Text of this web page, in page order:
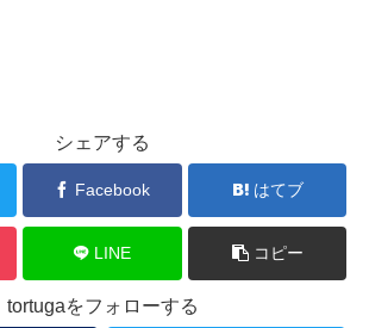
シェアする
Facebook はてブ
LINE コピー
tortugaをフォローする